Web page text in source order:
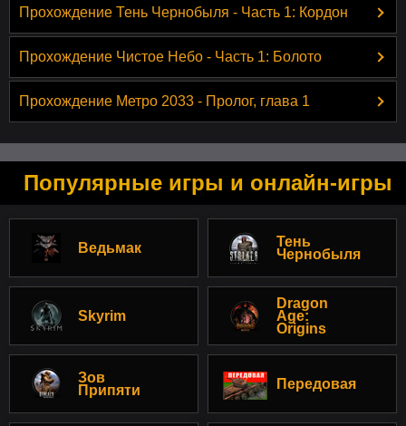
Прохождение Тень Чернобыля - Часть 1: Кордон
Прохождение Чистое Небо - Часть 1: Болото
Прохождение Метро 2033 - Пролог, глава 1
Популярные игры и онлайн-игры
Ведьмак
Тень
Чернобыля
Skyrim
Dragon
Age:
Origins
Зов
Припяти
Передовая